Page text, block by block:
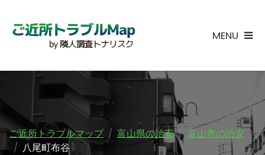
MENU
ご近所トラブルマップ 富山県の治安
富山市の治安
八尾町布谷